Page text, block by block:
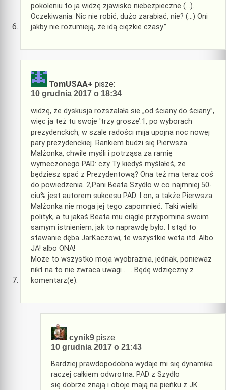
pokoleniu to ja widzę zjawisko niebezpieczne (…).
Oczekiwania. Nic nie robić, dużo zarabiać, nie? (…) Oni
jakby nie rozumieją, że idą ciężkie czasy.”
TomUSAA+ pisze:
10 grudnia 2017 o 18:34
widzę, że dyskusja rozszalała sie „od ściany do ściany”,
więc ja też tu swoje 'trzy grosze’:1, po wyborach
prezydenckich, w szale radości mija upojna noc nowej
pary prezydenckiej. Rankiem budzi się Pierwsza
Małżonka, chwile myśli i potrząsa za ramię
wymeczonego PAD: czy Ty kiedyś myślałeś, że
będziesz spać z Prezydentową? Ona też ma teraz coś
do powiedzenia. 2,Pani Beata Szydło w co najmniej 50-
ciu% jest autorem sukcesu PAD. I on, a także Pierwsza
Małżonka nie moga jej tego zapomnieć. Taki wielki
polityk, a tu jakaś Beata mu ciągle przypomina swoim
samym istnieniem, jak to naprawdę było. I stąd to
stawanie dęba JarKaczowi, te wszystkie weta itd. Albo
JA! albo ONA!
Może to wszystko moja wyobrażnia, jednak, ponieważ
nikt na to nie zwraca uwagi . . . Będę wdzięczny z
komentarz(e).
cynik9 pisze:
10 grudnia 2017 o 21:43
Bardziej prawdopodobna wydaje mi się dynamika
raczej całkiem odwrotna. PAD z Szydło
się dobrze znają i oboje mają na pieńku z JK